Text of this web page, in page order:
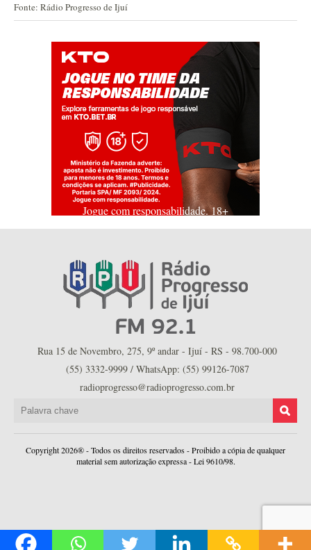
Fonte: Rádio Progresso de Ijuí
Jogue com responsabilidade. 18+
Rua 15 de Novembro, 275, 9º andar - Ijuí - RS - 98.700-000
(55) 3332-9999 / WhatsApp: (55) 99126-7087
radioprogresso@radioprogresso.com.br
Copyright 2026® - Todos os direitos reservados - Proibido a cópia de qualquer
material sem autorização expressa - Lei 9610/98.